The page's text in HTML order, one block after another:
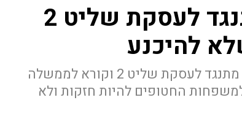
אב שבנו נעדר מתנגד לעסקת שליט 2
להיכנע
צביקה מור, אב שבנו נעדר בעזה, מתנגד לעסקת שליט 2 וקורא לממשלה
החטופים להיות חזקות ולא